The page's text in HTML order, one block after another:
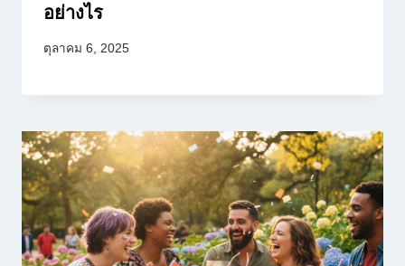
อย่างไร
ตุลาคม 6, 2025